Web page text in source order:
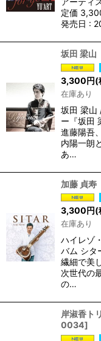
定価
発売日 :
坂田 梁山
3,300円(
在庫あり
坂田 梁山
ー『坂田
進藤陽吾
内陽一朗
あ…
加藤 貞寿
3,300円(
在庫あり
ハイレゾ
バム シタ
繊細で美
次世代の
の…
岸淑香ト
0034]